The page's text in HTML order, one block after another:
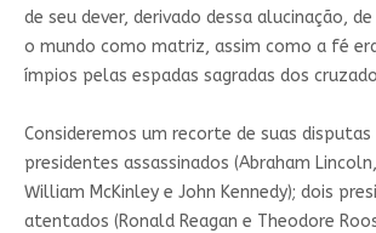
de seu dever, derivado dessa alucinação,
o mundo como matriz, assim como a fé
ímpios pelas espadas sagradas dos
Consideremos um recorte de suas
presidentes assassinados (Abraham
William McKinley e John Kennedy); dois
atentados (Ronald Reagan e Theodore